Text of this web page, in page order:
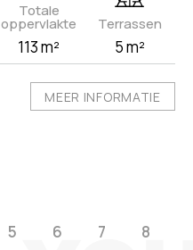
Totale
oppervlakte
113 m²
Terrassen
5 m²
MEER INFORMATIE
5 6 7 8